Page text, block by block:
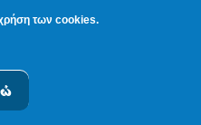
των cookies.